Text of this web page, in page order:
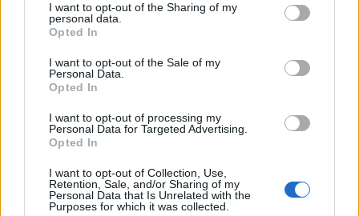
not limited to your visit or usage behaviour. You may click to
grant or deny consent to Google and its third-party tags to
use your data for below specified purposes in below Google
consent section.
I want to opt-out of the Sharing of my
personal data.
Opted In
I want to opt-out of the Sale of my
Personal Data.
Opted In
I want to opt-out of processing my
Personal Data for Targeted Advertising.
Opted In
I want to opt-out of Collection, Use,
Retention, Sale, and/or Sharing of my
Personal Data that Is Unrelated with the
Purposes for which it was collected.
Edoardo Castellucci, veneziano, ricorda la
degustazione a Burano dove annotò profili di
colonna sonora della sua rubrica su vini e
sapori. In redazione spinge racconti sensoriali
produttori.